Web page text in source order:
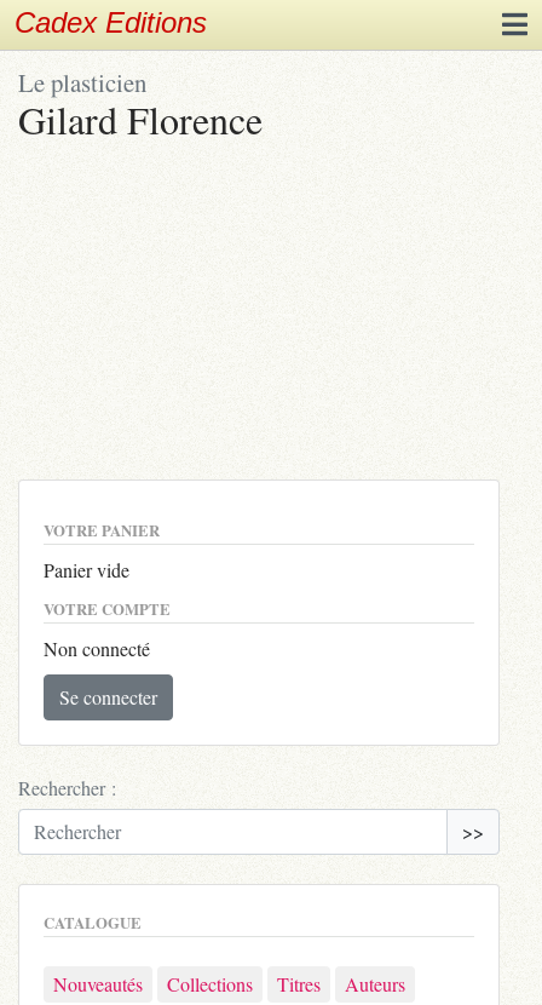
Cadex Editions
Le plasticien
Gilard Florence
VOTRE PANIER
Panier vide
VOTRE COMPTE
Non connecté
Se connecter
Rechercher :
>>
CATALOGUE
Nouveautés Collections Titres Auteurs